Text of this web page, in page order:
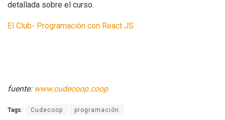
detallada sobre el curso.
El Club- Programación con React JS
fuente: www.cudecoop.coop
Tags: Cudecoop programación